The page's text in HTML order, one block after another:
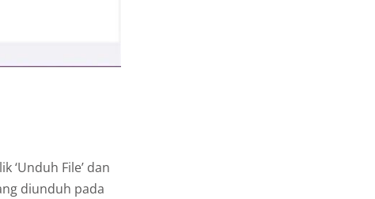
‘Unduh File’ dan
diunduh pada